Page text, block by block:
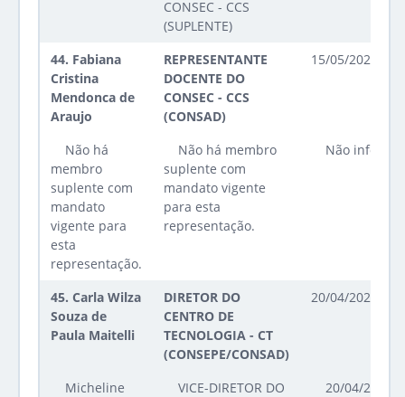
CONSEC - CCS
(SUPLENTE)
44. Fabiana
Cristina
Mendonca de
Araujo
REPRESENTANTE
DOCENTE DO
CONSEC - CCS
(CONSAD)
15/05/2025 até
Não há
membro
suplente com
mandato
vigente para
esta
representação.
Não há membro
suplente com
mandato vigente
para esta
representação.
Não
45. Carla Wilza
Souza de
Paula Maitelli
DIRETOR DO
CENTRO DE
TECNOLOGIA - CT
(CONSEPE/CONSAD)
20/04/2023 até
Micheline
VICE-DIRETOR DO
20/04/2023